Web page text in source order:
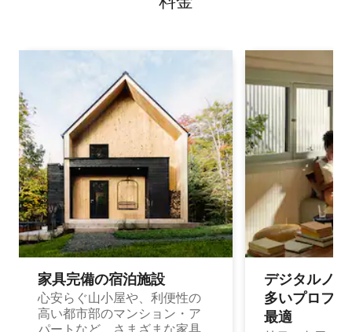
家具完備の宿⁠泊⁠施⁠設
心安らぐ山小屋や、利便性の
高い都市部のマンション・ア
デジタルノ
多⁠いプ⁠ロ⁠フ⁠
最⁠適